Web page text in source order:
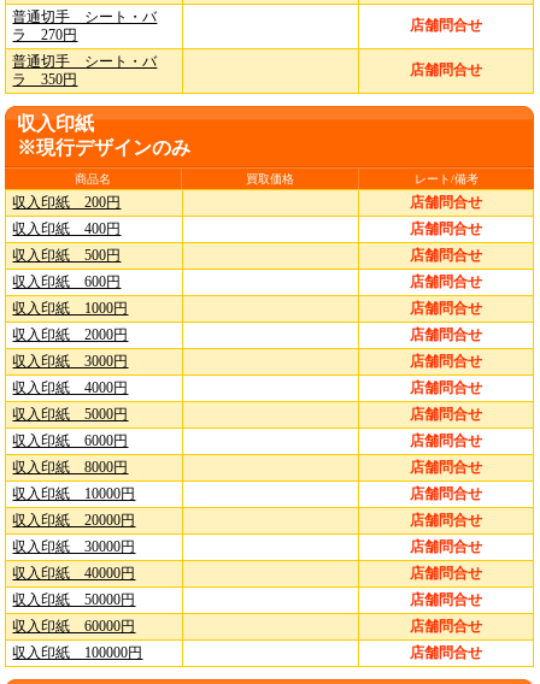
普通切手 シート・バ
ラ 270円
店舗問合せ
普通切手 シート・バ
ラ 350円
店舗問合せ
収入印紙
※現行デザインのみ
商品名 買取価格 レート/備考
収入印紙 200円
店舗問合せ
収入印紙 400円
店舗問合せ
収入印紙 500円
店舗問合せ
収入印紙 600円
店舗問合せ
収入印紙 1000円
店舗問合せ
収入印紙 2000円
店舗問合せ
収入印紙 3000円
店舗問合せ
収入印紙 4000円
店舗問合せ
収入印紙 5000円
店舗問合せ
収入印紙 6000円
店舗問合せ
収入印紙 8000円
店舗問合せ
収入印紙 10000円
店舗問合せ
収入印紙 20000円
店舗問合せ
収入印紙 30000円
店舗問合せ
収入印紙 40000円
店舗問合せ
収入印紙 50000円
店舗問合せ
収入印紙 60000円
店舗問合せ
収入印紙 100000円
店舗問合せ